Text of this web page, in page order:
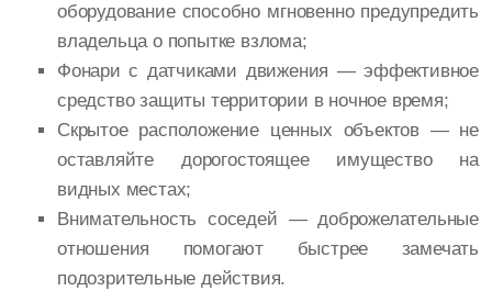
оборудование способно мгновенно предупредить
владельца о попытке взлома;
Фонари с датчиками движения — эффективное
средство защиты территории в ночное время;
Скрытое расположение ценных объектов — не
оставляйте дорогостоящее имущество на
видных местах;
Внимательность соседей — доброжелательные
отношения помогают быстрее замечать
подозрительные действия.